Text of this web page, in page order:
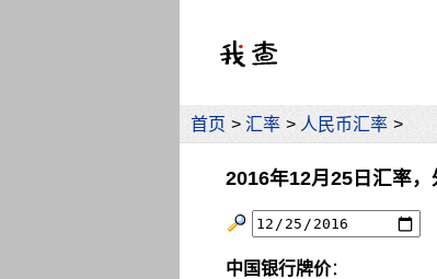
首页 > 汇率 > 人民币汇率 >
2016年12月25日汇率，
中国银行牌价：